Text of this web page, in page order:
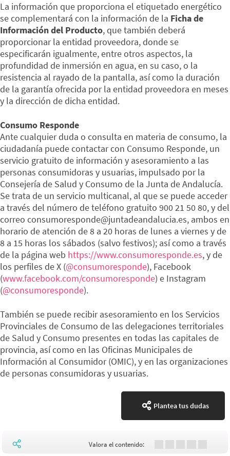
La información que proporciona el etiquetado energético
se complementará con la información de la Ficha de
Información del Producto, que también deberá
proporcionar la entidad proveedora, donde se
especificarán igualmente, entre otros aspectos, la
profundidad de inmersión en agua, en su caso, o la
resistencia al rayado de la pantalla, así como la duración
de la garantía ofrecida por la entidad proveedora en meses
y la dirección de dicha entidad.
Consumo Responde
Ante cualquier duda o consulta en materia de consumo, la
ciudadanía puede contactar con Consumo Responde, un
servicio gratuito de información y asesoramiento a las
personas consumidoras y usuarias, impulsado por la
Consejería de Salud y Consumo de la Junta de Andalucía.
Se trata de un servicio multicanal, al que se puede acceder
a través del número de teléfono gratuito 900 21 50 80, y del
correo consumoresponde@juntadeandalucia.es, ambos en
horario de atención de 8 a 20 horas de lunes a viernes y de
8 a 15 horas los sábados (salvo festivos); así como a través
de la página web https://www.consumoresponde.es, y de
los perfiles de X (@consumoresponde), Facebook
(www.facebook.com/consumoresponde) e Instagram
(@consumoresponde).
También se puede recibir asesoramiento en los Servicios
Provinciales de Consumo de las delegaciones territoriales
de Salud y Consumo presentes en todas las capitales de
provincia, así como en las Oficinas Municipales de
Información al Consumidor (OMIC), y en las organizaciones
de personas consumidoras y usuarias.
Plantea tus dudas
Valora el contenido: